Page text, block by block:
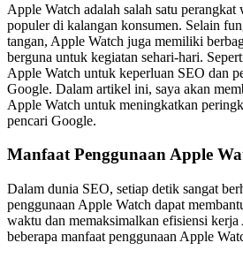
Apple Watch adalah salah satu perangkat
populer di kalangan konsumen. Selain
tangan, Apple Watch juga memiliki
berguna untuk kegiatan sehari-hari.
Apple Watch untuk keperluan SEO dan
Google. Dalam artikel ini, saya akan
Apple Watch untuk meningkatkan
pencari Google.
Manfaat Penggunaan Apple
Dalam dunia SEO, setiap detik sangat
penggunaan Apple Watch dapat
waktu dan memaksimalkan efisiensi
beberapa manfaat penggunaan Apple